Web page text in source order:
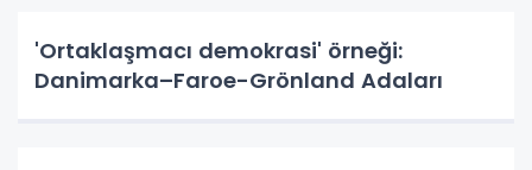
'Ortaklaşmacı demokrasi' örneği:
Danimarka–Faroe-Grönland Adaları